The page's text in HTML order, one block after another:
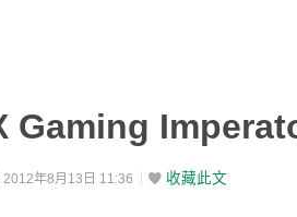
Gaming
2012年8月13日 11:36 收藏此文